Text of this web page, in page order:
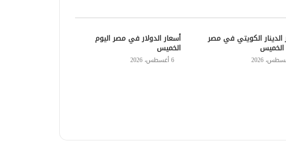
الدينار الكويتي في مصر
الخميس
أسعار الدولار في مصر اليوم
الخميس
6 أغسطس، 2026